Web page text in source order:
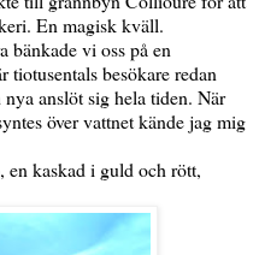
En magisk kväll.
bänkade vi oss på en
besökare redan
anslöt sig hela tiden. När
över vattnet kände jag mig
en kaskad i guld och rött,